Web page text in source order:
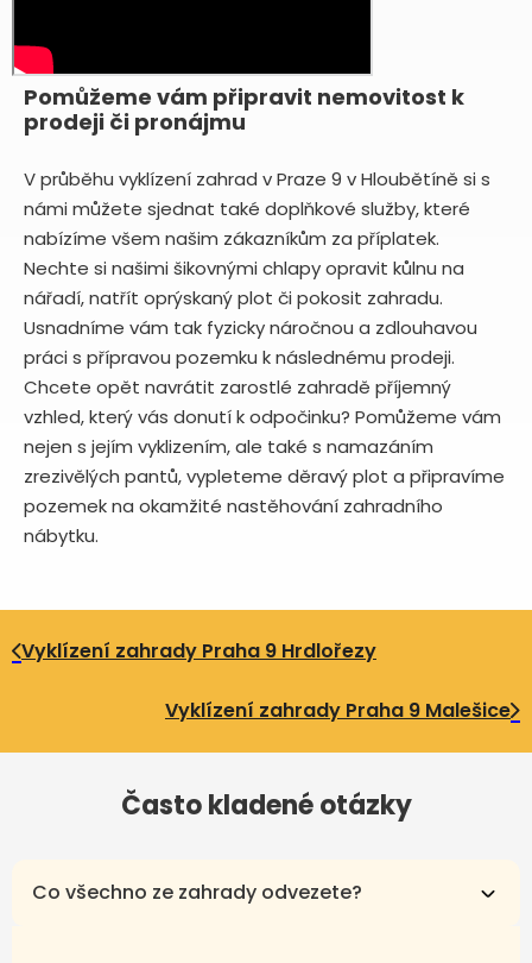
Pomůžeme vám připravit nemovitost k
prodeji či pronájmu
V průběhu vyklízení zahrad v Praze 9 v Hloubětíně si s
námi můžete sjednat také doplňkové služby, které
nabízíme všem našim zákazníkům za příplatek.
Nechte si našimi šikovnými chlapy opravit kůlnu na
nářadí, natřít oprýskaný plot či pokosit zahradu.
Usnadníme vám tak fyzicky náročnou a zdlouhavou
práci s přípravou pozemku k následnému prodeji.
Chcete opět navrátit zarostlé zahradě příjemný
vzhled, který vás donutí k odpočinku? Pomůžeme vám
nejen s jejím vyklizením, ale také s namazáním
zrezivělých pantů, vypleteme děravý plot a připravíme
pozemek na okamžité nastěhování zahradního
nábytku.
Vyklízení zahrady Praha 9 Hrdlořezy
Vyklízení zahrady Praha 9 Malešice
Často kladené otázky
Co všechno ze zahrady odvezete?